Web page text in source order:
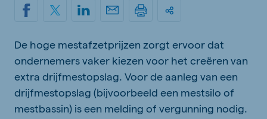
De hoge mestafzetprijzen zorgt ervoor dat
ondernemers vaker kiezen voor het creëren van
extra drijfmestopslag. Voor de aanleg van een
drijfmestopslag (bijvoorbeeld een mestsilo of
mestbassin) is een melding of vergunning nodig.